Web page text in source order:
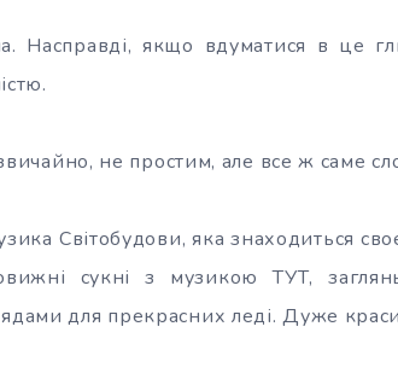
Насправді, якщо вдуматися в це
не простим, але все ж саме
Світобудови, яка знаходиться
сукні з музикою ТУТ,
для прекрасних леді. Дуже